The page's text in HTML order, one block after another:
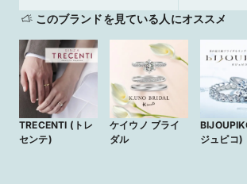
このブランドを見ている人にオススメ
TRECENTI (トレ
センテ)
ケイウノ ブライ
ダル
ジュピコ)